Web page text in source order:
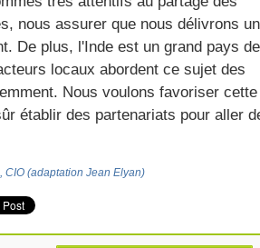
nous assurer que nous délivrons un
De plus, l'Inde est un grand pays de
locaux abordent ce sujet des
Nous voulons favoriser cette
établir des partenariats pour aller
CIO (adaptation Jean Elyan)